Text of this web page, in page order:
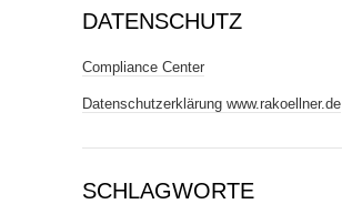
DATENSCHUTZ
Compliance Center
Datenschutzerklärung www.rakoellner.de
SCHLAGWORTE